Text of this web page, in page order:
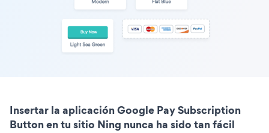
Insertar la aplicación Google Pay Subscription
Button en tu sitio Ning nunca ha sido tan fácil